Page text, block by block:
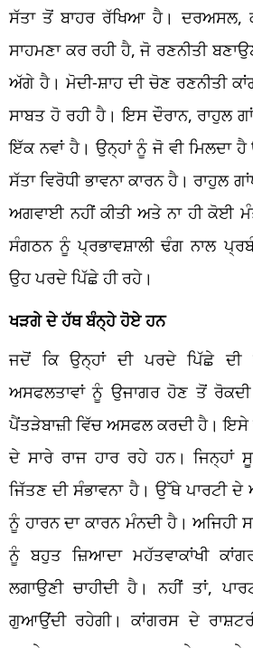
ਸੱਤਾ ਤੋਂ ਬਾਹਰ ਰੱਖਿਆ ਹੈ। ਦਰਅਸਲ,
ਸਾਹਮਣਾ ਕਰ ਰਹੀ ਹੈ, ਜੋ ਰਣਨੀਤੀ
ਅੱਗੇ ਹੈ। ਮੋਦੀ-ਸ਼ਾਹ ਦੀ ਚੋਣ ਰਣਨੀਤੀ
ਸਾਬਤ ਹੋ ਰਹੀ ਹੈ। ਇਸ ਦੌਰਾਨ, ਰਾਹੁਲ
ਇੱਕ ਨਵਾਂ ਹੈ। ਉਨ੍ਹਾਂ ਨੂੰ ਜੋ ਵੀ ਮਿਲਦਾ ਹੈ
ਸੱਤਾ ਵਿਰੋਧੀ ਭਾਵਨਾ ਕਾਰਨ ਹੈ। ਰਾਹੁਲ
ਅਗਵਾਈ ਨਹੀਂ ਕੀਤੀ ਅਤੇ ਨਾ ਹੀ ਕੋਈ
ਸੰਗਠਨ ਨੂੰ ਪ੍ਰਭਾਵਸ਼ਾਲੀ ਢੰਗ ਨਾਲ
ਉਹ ਪਰਦੇ ਪਿੱਛੇ ਹੀ ਰਹੇ।
ਖੜਗੇ ਦੇ ਹੱਥ ਬੰਨ੍ਹੇ ਹੋਏ ਹਨ
ਜਦੋਂ ਕਿ ਉਨ੍ਹਾਂ ਦੀ ਪਰਦੇ ਪਿੱਛੇ ਦੀ
ਅਸਫਲਤਾਵਾਂ ਨੂੰ ਉਜਾਗਰ ਹੋਣ ਤੋਂ
ਪੈਂਤੜੇਬਾਜ਼ੀ ਵਿੱਚ ਅਸਫਲ ਕਰਦੀ ਹੈ।
ਦੇ ਸਾਰੇ ਰਾਜ ਹਾਰ ਰਹੇ ਹਨ। ਜਿਨ੍ਹਾਂ
ਜਿੱਤਣ ਦੀ ਸੰਭਾਵਨਾ ਹੈ। ਉੱਥੇ ਪਾਰਟੀ
ਨੂੰ ਹਾਰਨ ਦਾ ਕਾਰਨ ਮੰਨਦੀ ਹੈ। ਅਜਿਹੀ
ਨੂੰ ਬਹੁਤ ਜ਼ਿਆਦਾ ਮਹੱਤਵਾਕਾਂਖੀ
ਲਗਾਉਣੀ ਚਾਹੀਦੀ ਹੈ। ਨਹੀਂ ਤਾਂ,
ਗੁਆਉਂਦੀ ਰਹੇਗੀ। ਕਾਂਗਰਸ ਦੇ